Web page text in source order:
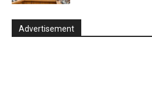
Advertisement